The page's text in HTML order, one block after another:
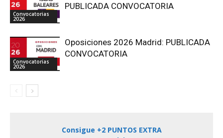
Convocatorias
2026
PUBLICADA CONVOCATORIA
Convocatorias
2026
Oposiciones 2026 Madrid: PUBLICADA
CONVOCATORIA
Consigue +2 PUNTOS EXTRA